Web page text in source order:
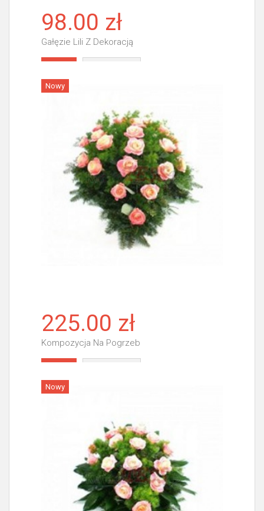
98.00 zł
Gałęzie Lili Z Dekoracją
Nowy
225.00 zł
Kompozycja Na Pogrzeb
Nowy